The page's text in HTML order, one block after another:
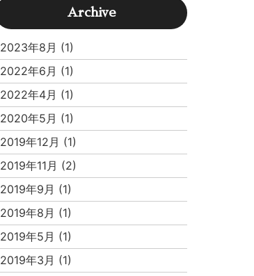
Archive
2023年8月 (1)
2022年6月 (1)
2022年4月 (1)
2020年5月 (1)
2019年12月 (1)
2019年11月 (2)
2019年9月 (1)
2019年8月 (1)
2019年5月 (1)
2019年3月 (1)